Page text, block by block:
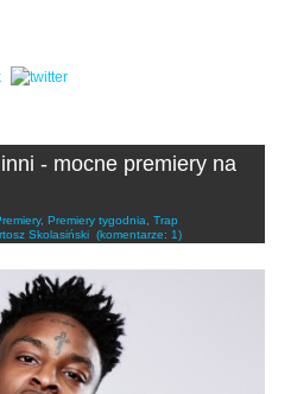
- mocne premiery na
, Premiery tygodnia, Trap
Skolasiński (komentarze: 1)